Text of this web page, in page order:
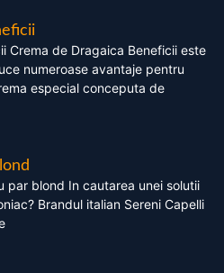
Crema de Dragaica Beneficii este
numeroase avantaje pentru
especial conceputa de
par blond In cautarea unei solutii
Brandul italian Sereni Capelli